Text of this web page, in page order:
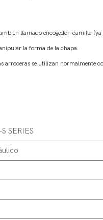
llamado encogedor-camilla
la forma de la chapa.
arroceras se utilizan normalmente
SERIES